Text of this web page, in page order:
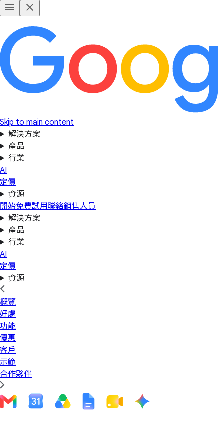
Skip to main content
解決方案
產品
行業
AI
定價
資源
開始免費試用聯絡銷售人員
解決方案
產品
行業
AI
定價
資源
概覽
好處
功能
優惠
客戶
示範
合作夥伴